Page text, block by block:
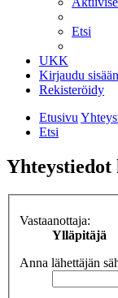
Etsi
UKK
Kirjaudu sisään
Rekisteröidy
Etusivu
Etsi
Vastaanottaja:
Ylläpitäjä
Anna lähettäjän